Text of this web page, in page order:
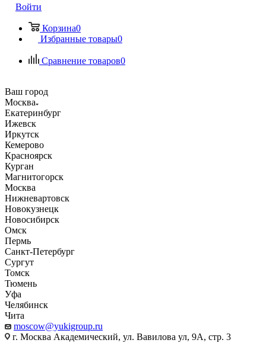
Войти
Корзина0
Избранные товары0
Сравнение товаров0
Ваш город
Москва
Екатеринбург
Ижевск
Иркутск
Кемерово
Красноярск
Курган
Магнитогорск
Москва
Нижневартовск
Новокузнецк
Новосибирск
Омск
Пермь
Санкт-Петербург
Сургут
Томск
Тюмень
Уфа
Челябинск
Чита
moscow@yukigroup.ru
г. Москва Академический, ул. Вавилова ул, 9А, стр. 3